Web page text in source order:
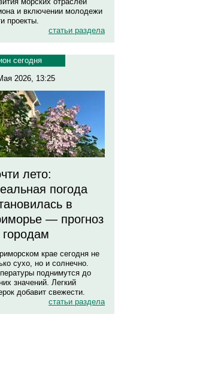
и включении молодежи
проекты.
статьи раздела
сегодня
2026, 13:25
лето:
погода
в
— прогноз
городам
крае сегодня не
сухо, но и солнечно.
поднимутся до
значений. Легкий
добавит свежести.
статьи раздела